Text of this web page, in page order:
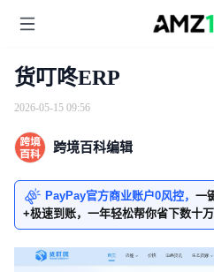
货叮咚ERP
2026-05-15 09:56
跨境百科编辑
PayPay官方商业账户0风控， 一
+极速到账，一年轻松帮你省下数十万